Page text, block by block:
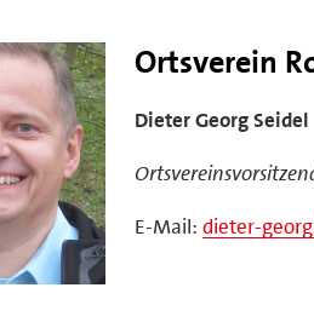
Ortsverein
Dieter Georg Seidel
E-Mail: dieter-